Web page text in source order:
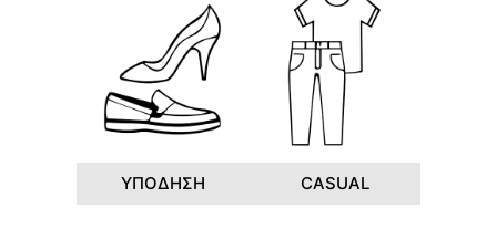
ΥΠΟΔΗΣΗ CASUAL